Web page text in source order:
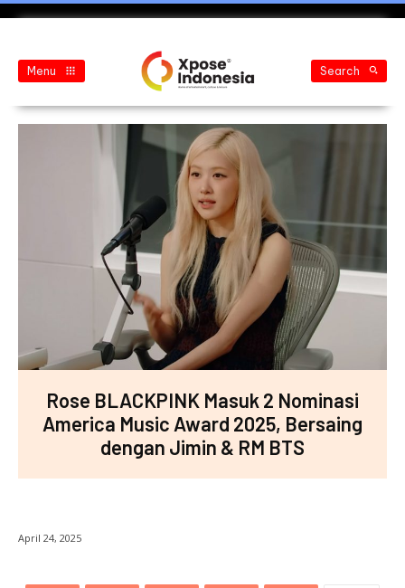
Menu Search
Rose BLACKPINK Masuk 2 Nominasi
America Music Award 2025, Bersaing
dengan Jimin & RM BTS
April 24, 2025